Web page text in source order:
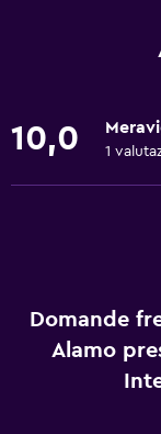
10,0 1
Domande
Alamo